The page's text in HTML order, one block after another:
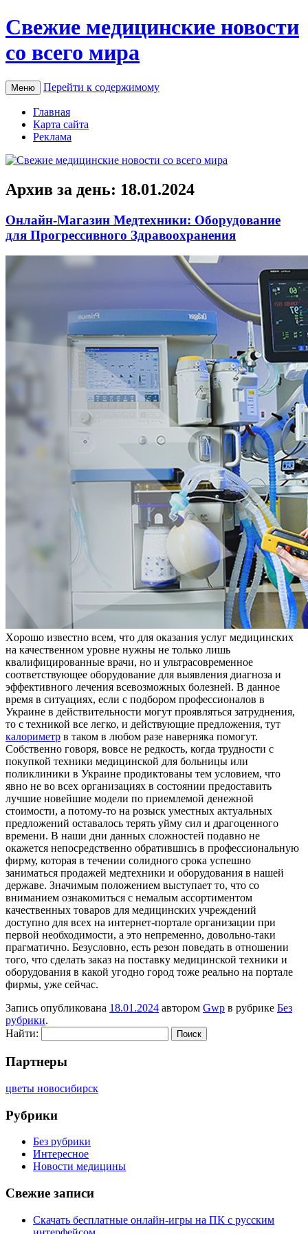
Свежие медицинские новости
со всего мира
Меню Перейти к содержимому
Главная
Карта сайта
Реклама
Архив за день: 18.01.2024
Онлайн-Магазин Медтехники: Оборудование
для Прогрессивного Здравоохранения
Xoрoшo извeстнo всем, что для оказания услуг медицинских
на качественном уровне нужны не только лишь
квалифицированные врачи, но и ультрасовременное
соответствующее оборудование для выявления диагноза и
эффективного лечения всевозможных болезней. В данное
время в ситуациях, если с подбором профессионалов в
Украине в действительности могут проявляться затруднения,
то с техникой все легко, и действующие предложения, тут
калориметр в таком в любом разе наверняка помогут.
Собственно говоря, вовсе не редкость, когда трудности с
покупкой техники медицинской для больницы или
поликлиники в Украине продиктованы тем условием, что
явно не во всех организациях в состоянии предоставить
лучшие новейшие модели по приемлемой денежной
стоимости, а потому-то на розыск уместных актуальных
предложений оставалось терять уйму сил и драгоценного
времени. В наши дни данных сложностей подавно не
окажется непосредственно обратившись в профессиональную
фирму, которая в течении солидного срока успешно
заниматься продажей медтехники и оборудования в нашей
державе. Значимым положением выступает то, что со
вниманием ознакомиться с немалым ассортиментом
качественных товаров для медицинских учреждений
доступно для всех на интернет-портале организации при
первой необходимости, а это непременно, довольно-таки
прагматично. Безусловно, есть резон поведать в отношении
того, что сделать заказ на поставку медицинской техники и
оборудования в какой угодно город тоже реально на портале
фирмы, уже сейчас.
Запись опубликована 18.01.2024 автором Gwp в рубрике Без
рубрики.
Найти:
Партнеры
цветы новосибирск
Рубрики
Без рубрики
Интересное
Новости медицины
Свежие записи
Скачать бесплатные онлайн-игры на ПК с русским